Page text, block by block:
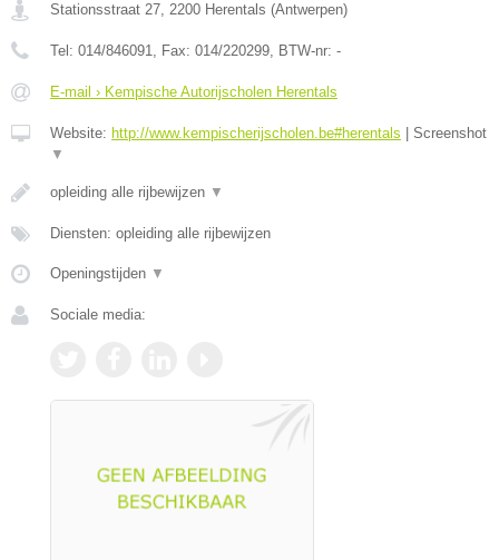
Stationsstraat 27, 2200 Herentals (Antwerpen)
Tel: 014/846091, Fax: 014/220299, BTW-nr: -
E-mail › Kempische Autorijscholen Herentals
Website: http://www.kempischerijscholen.be#herentals
Screenshot
▼
opleiding alle rijbewijzen ▼
Diensten: opleiding alle rijbewijzen
Openingstijden ▼
Sociale media: